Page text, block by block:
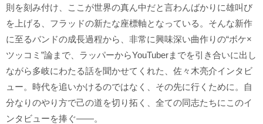
則を刻み付け、ここが世界の真ん中だと言わんばかりに雄叫び
を上げる、フラッドの新たな座標軸となっている。そんな新作
に至るバンドの成長過程から、非常に興味深い曲作りの“ボケ×
ツッコミ”論まで、ラッパーからYouTuberまでを引き合いに出し
ながら多岐にわたる話を聞かせてくれた、佐々木亮介インタビ
ュー。時代を追いかけるのではなく、その先に行くために。自
分なりのやり方で己の道を切り拓く、全ての同志たちにこのイ
ンタビューを捧ぐ――。